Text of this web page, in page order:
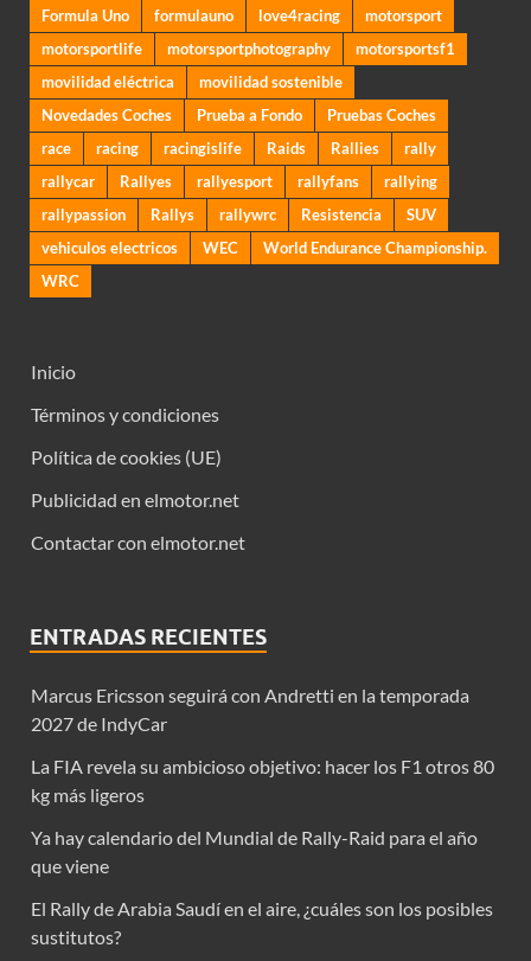
Formula Uno
formulauno love4racing
motorsport
motorsportlife
motorsportphotography
motorsportsf1
movilidad eléctrica
movilidad sostenible
Novedades Coches
Prueba a Fondo
Pruebas Coches
race
racing racingislife Raids Rallies
rally
rallycar
Rallyes rallyesport rallyfans
rallying
rallypassion
Rallys rallywrc Resistencia
SUV
vehiculos electricos
WEC
World Endurance Championship.
WRC
Inicio
Términos y condiciones
Política de cookies (UE)
Publicidad en elmotor.net
Contactar con elmotor.net
ENTRADAS RECIENTES
Marcus Ericsson seguirá con Andretti en la temporada
2027 de IndyCar
La FIA revela su ambicioso objetivo: hacer los F1 otros 80
kg más ligeros
Ya hay calendario del Mundial de Rally-Raid para el año
que viene
El Rally de Arabia Saudí en el aire, ¿cuáles son los posibles
sustitutos?